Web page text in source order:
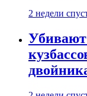
2 недели
Убивают